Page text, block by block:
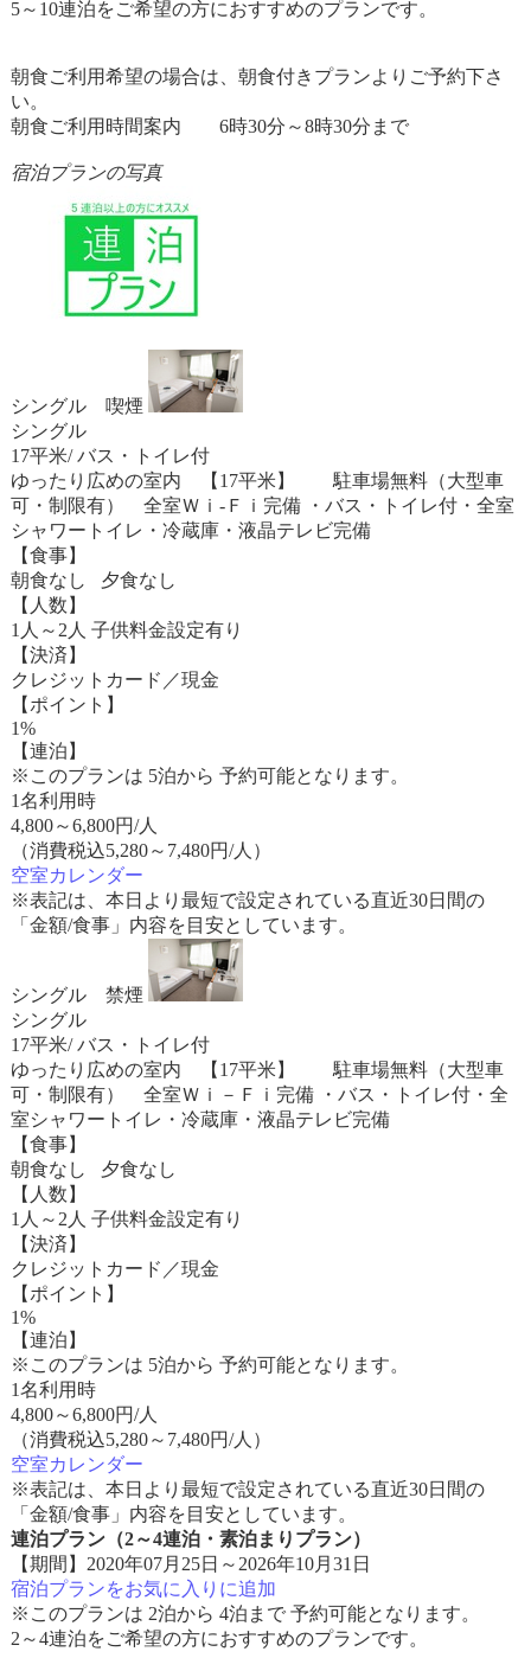
5～10連泊をご希望の方におすすめのプランです。
朝食ご利用希望の場合は、朝食付きプランよりご予約下さ
い。
朝食ご利用時間案内 6時30分～8時30分まで
宿泊プランの写真
シングル 喫煙
シングル
17平米/ バス・トイレ付
ゆったり広めの室内 【17平米】 駐車場無料（大型車
可・制限有） 全室Ｗｉ-Ｆｉ完備 ・バス・トイレ付・全室
シャワートイレ・冷蔵庫・液晶テレビ完備
【食事】
朝食なし 夕食なし
【人数】
1人～2人 子供料金設定有り
【決済】
クレジットカード／現金
【ポイント】
1%
【連泊】
※このプランは 5泊から 予約可能となります。
1名利用時
4,800～6,800円/人
（消費税込5,280～7,480円/人）
空室カレンダー
※表記は、本日より最短で設定されている直近30日間の
「金額/食事」内容を目安としています。
シングル 禁煙
シングル
17平米/ バス・トイレ付
ゆったり広めの室内 【17平米】 駐車場無料（大型車
可・制限有） 全室Ｗｉ－Ｆｉ完備 ・バス・トイレ付・全
室シャワートイレ・冷蔵庫・液晶テレビ完備
【食事】
朝食なし 夕食なし
【人数】
1人～2人 子供料金設定有り
【決済】
クレジットカード／現金
【ポイント】
1%
【連泊】
※このプランは 5泊から 予約可能となります。
1名利用時
4,800～6,800円/人
（消費税込5,280～7,480円/人）
空室カレンダー
※表記は、本日より最短で設定されている直近30日間の
「金額/食事」内容を目安としています。
連泊プラン（2～4連泊・素泊まりプラン）
【期間】2020年07月25日～2026年10月31日
宿泊プランをお気に入りに追加
※このプランは 2泊から 4泊まで 予約可能となります。
2～4連泊をご希望の方におすすめのプランです。